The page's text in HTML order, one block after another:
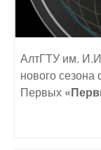
АлтГТУ им.
нового
Первых